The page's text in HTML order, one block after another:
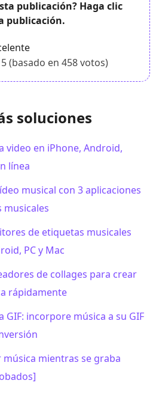
publicación? Haga clic
publicación.
(basado en 458votos)
soluciones
video en iPhone, Android,
línea
musical con 3 aplicaciones
musicales
de etiquetas musicales
PC y Mac
de collages para crear
rápidamente
GIF: incorpore música a su GIF
mientras se graba